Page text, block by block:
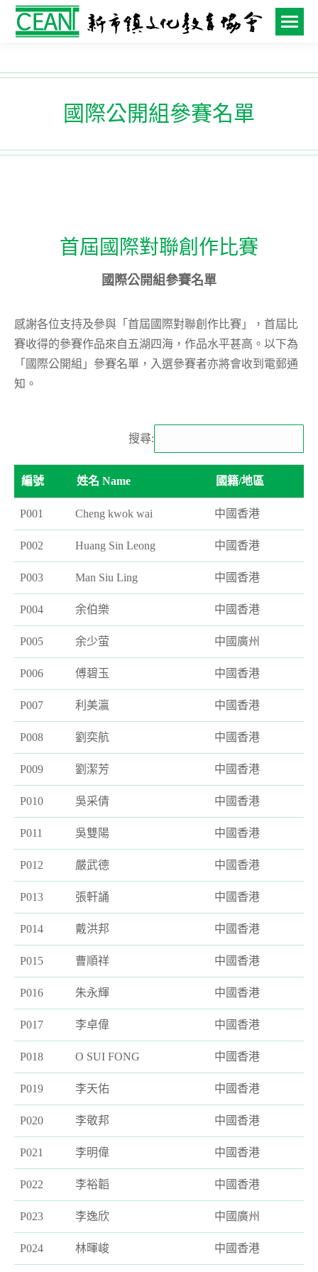
國際公開組參賽名單
首屆國際對聯創作比賽
國際公開組參賽名單
感謝各位支持及參與「首屆國際對聯創作比賽」，首屆比
賽收得的參賽作品來自五湖四海，作品水平甚高。以下為
「國際公開組」參賽名單，入選參賽者亦將會收到電郵通
知。
搜尋:
編號 姓名 Name 國籍/地區
P001 Cheng kwok wai 中國香港
P002 Huang Sin Leong 中國香港
P003 Man Siu Ling 中國香港
P004 余伯樂 中國香港
P005 余少萤 中國廣州
P006 傅碧玉 中國香港
P007 利美瀛 中國香港
P008 劉奕航 中國香港
P009 劉潔芳 中國香港
P010 吳采倩 中國香港
P011 吳雙陽 中國香港
P012 嚴武德 中國香港
P013 張軒誦 中國香港
P014 戴洪邦 中國香港
P015 曹順祥 中國香港
P016 朱永輝 中國香港
P017 李卓偉 中國香港
P018 O SUI FONG 中國香港
P019 李天佑 中國香港
P020 李敬邦 中國香港
P021 李明偉 中國香港
P022 李裕韜 中國香港
P023 李逸欣 中國廣州
P024 林暉峻 中國香港